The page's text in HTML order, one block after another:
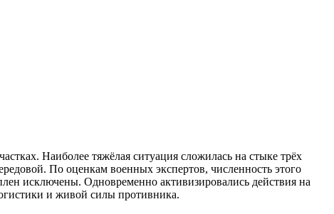
Наиболее тяжёлая ситуация сложилась на стыке трёх
По оценкам военных экспертов, численность этого
исключены. Одновременно активизировались действия на
и живой силы противника.